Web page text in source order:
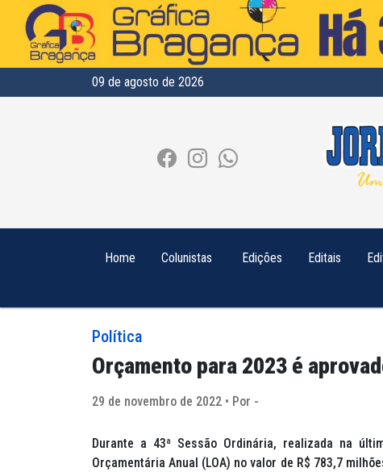
09 de agosto de 2026
Home Colunistas Edições Editais
Política
Orçamento para 2023 é
29 de novembro de 2022 • Por -
Durante a 43ª Sessão Ordinária, realizada na
Orçamentária Anual (LOA) no valor de R$ 783,7